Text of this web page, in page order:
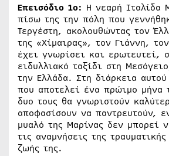
Επεισόδιο 1ο: Η νεαρή Ιταλίδα
πίσω της την πόλη που
Τεργέστη, ακολουθώντας τον
της «Χίμαιρας», τον Γιάννη,
έχει γνωρίσει και ερωτευτεί,
ειδυλλιακό ταξίδι στη
την Ελλάδα. Στη διάρκεια
που αποτελεί ένα πρώιμο μήνα
δυο τους θα γνωριστούν
αποφασίσουν να παντρευτούν,
μυαλό της Μαρίνας δεν μπορεί
τις αναμνήσεις της
ζωής της.